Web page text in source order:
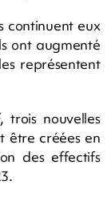
continuent eux
ont augmenté
représentent
trois nouvelles
être créées en
des effectifs